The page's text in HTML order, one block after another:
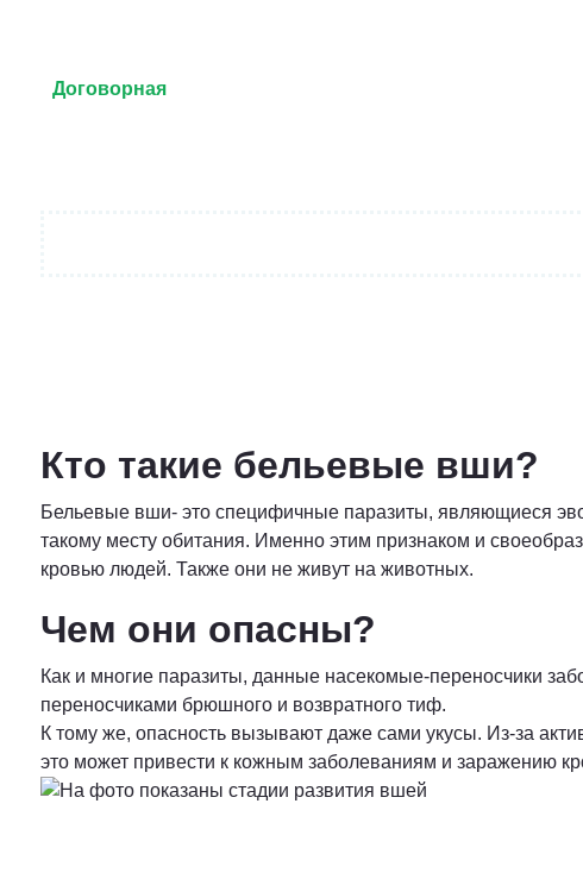
Договорная
Кто такие бельевые вши?
Бельевые вши- это специфичные паразиты, являющиеся
такому месту обитания. Именно этим признаком и
кровью людей. Также они не живут на животных.
Чем они опасны?
Как и многие паразиты, данные насекомые-переносчики
переносчиками брюшного и возвратного тиф.
К тому же, опасность вызывают даже сами укусы. Из-за
это может привести к кожным заболеваниям и заражению